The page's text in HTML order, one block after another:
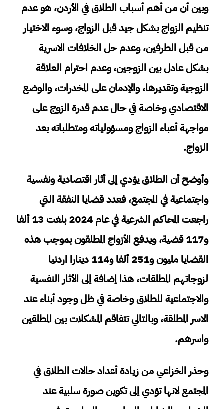
وبين أن من أهم أسباب الطلاق في الأردن، هو عدم
تنظيم الزواج بشكل جيد قبل الزواج، وسوء الاختيار
من قبل الطرفين، وعدم حل الخلافات الاسرية
بشكل عادل بين الزوجين، وعدم احترام العلاقة
الزوجية وتقديرها، والإدمان على المخدرات، والوضع
الاقتصادي وخاصة في حال عدم قدرة الزوج على
مواجهة أعباء الزواج ومسؤولياته ومتطلباته بعد
الزواج.
وأوضح أن الطلاق يؤدي إلى أثار اقتصادية ونفسية
واجتماعية في المجتمع، فعدد قضايا النفقة التي
راجعت المحاكم الشرعية في عام 2024 بلغت 13 ألفا
و117 قضية، ويدفع الأزواج المطلقون بموجب هذه
القضايا مليون و251 ألفا و114 دينارا اردنيا
لزوجاتهم المطلقات، هذا إضافة إلى الأثار النفسية
والاجتماعية للطلاق وخاصة في ظل وجود أبناء عند
الاسر المطلقة، وبالتالي تتفاقم المشكلات بين المطلقين
واسرهم.
وحذر الخزاعي من زيادة أعداد حالات الطلاق في
المجتمع لانها تؤدي إلى تكوين صورة سلبية عند